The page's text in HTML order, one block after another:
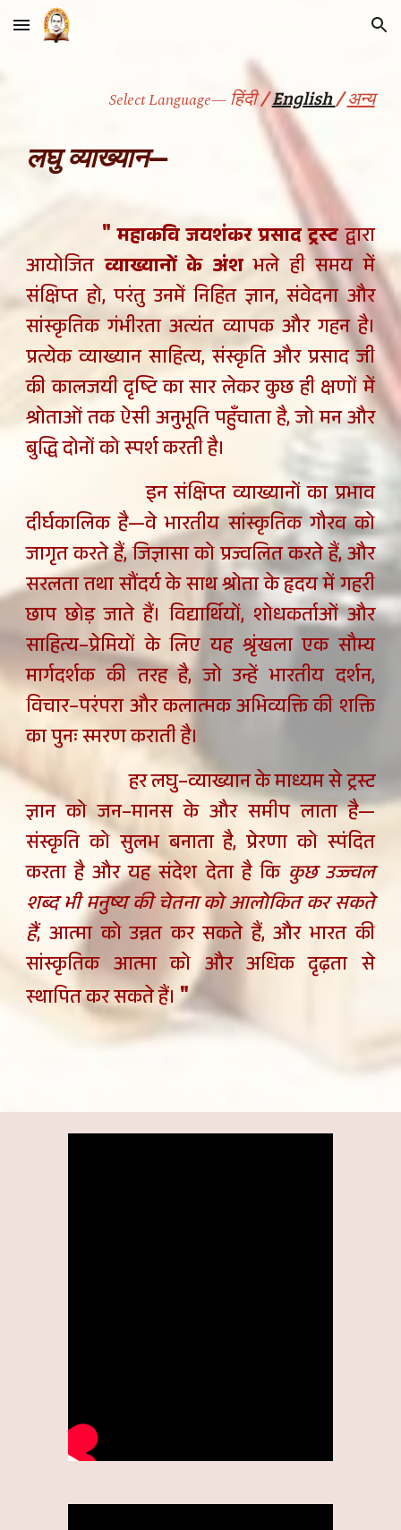
Skip to main content Skip to navigation
SelectLanguage— हिंदी/English/अन्य
लघु व्याख्यान—
" महाकवि जयशंकर प्रसाद ट्रस्ट द्वारा
आयोजित व्याख्यानों के अंश भले ही समय में
संक्षिप्त हो, परंतु उनमें निहित ज्ञान, संवेदना और
सांस्कृतिक गंभीरता अत्यंत व्यापक और गहन है।
प्रत्येक व्याख्यान साहित्य, संस्कृति और प्रसाद जी
की कालजयी दृष्टि का सार लेकर कुछ ही क्षणों में
श्रोताओं तक ऐसी अनुभूति पहुँचाता है, जो मन और
बुद्धि दोनों को स्पर्श करती है।
इन संक्षिप्त व्याख्यानों का प्रभाव
दीर्घकालिक है—वे भारतीय सांस्कृतिक गौरव को
जागृत करते हैं, जिज्ञासा को प्रज्वलित करते हैं, और
सरलता तथा सौंदर्य के साथ श्रोता के हृदय में गहरी
छाप छोड़ जाते हैं। विद्यार्थियों, शोधकर्ताओं और
साहित्य–प्रेमियों के लिए यह श्रृंखला एक सौम्य
मार्गदर्शक की तरह है, जो उन्हें भारतीय दर्शन,
विचार–परंपरा और कलात्मक अभिव्यक्ति की शक्ति
का पुनः स्मरण कराती है।
हर लघु–व्याख्यान के माध्यम से ट्रस्ट
ज्ञान को जन–मानस के और समीप लाता है—
संस्कृति को सुलभ बनाता है, प्रेरणा को स्पंदित
करता है और यह संदेश देता है कि कुछ उज्ज्वल
शब्द भी मनुष्य की चेतना को आलोकित कर सकते
हैं, आत्मा को उन्नत कर सकते हैं, और भारत की
सांस्कृतिक आत्मा को और अधिक दृढ़ता से
स्थापित कर सकते हैं। "